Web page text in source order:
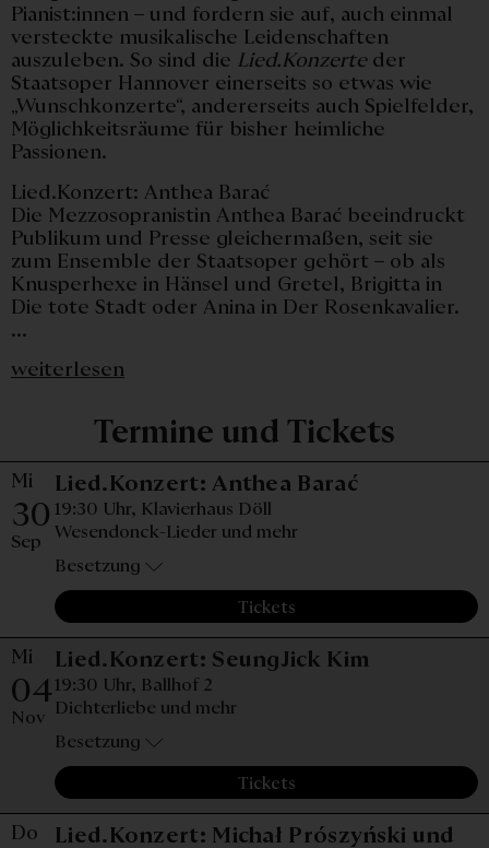
Pianist:innen – und fordern sie auf, auch einmal
versteckte musikalische Leidenschaften
auszuleben. So sind die Lied.Konzerteder
Staatsoper Hannover einerseits so etwas wie
„Wunschkonzerte“, andererseits auch Spielfelder,
Möglichkeitsräume für bisher heimliche
Passionen.
Lied.Konzert: Anthea Barać
Die Mezzosopranistin Anthea Barać beeindruckt
Publikum und Presse gleichermaßen, seit sie
zum Ensemble der Staatsoper gehört – ob als
Knusperhexe in Hänsel und Gretel, Brigitta in
Die tote Stadt oder Anina in Der Rosenkavalier.
...
weiterlesen
Termine und Tickets
Mi
30
Sep
Lied.Konzert: Anthea BaraćMittwoch,
19:30 Uhr, Klavierhaus Döll
Wesendonck-Lieder und mehr
Besetzung
Tickets
Mi
04
Nov
Lied.Konzert: SeungJick Kim
19:30 Uhr, Ballhof 2
Dichterliebe und mehr
Besetzung
Tickets
Do
Lied.Konzert: Michał Prószyński und